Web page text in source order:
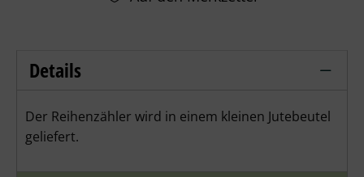
Details
KnitPro Reihenzähler Mindful clicky
Der Reihenzähler wird in einem kleinen Jutebeutel
geliefert.